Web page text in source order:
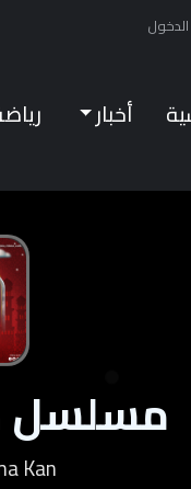
أخبار
مسلسل
Kan